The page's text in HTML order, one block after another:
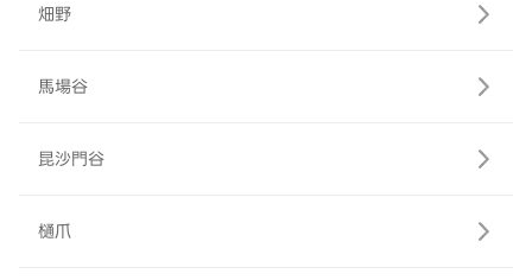
畑野
馬場谷
昆沙門谷
樋爪